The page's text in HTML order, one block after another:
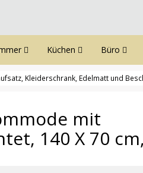
Küchen Büro
Kleiderschrank, Edelmatt und
mit
140 X 70